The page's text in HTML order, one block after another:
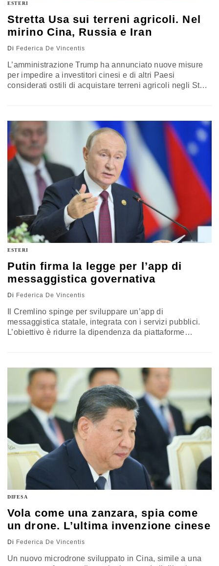
ESTERI
Stretta Usa sui terreni agricoli. Nel
mirino Cina, Russia e Iran
Di Federica De Vincentis
L’amministrazione Trump ha annunciato nuove misure
per impedire a investitori cinesi e di altri Paesi
considerati ostili di acquistare terreni agricoli negli Stati
ESTERI
Putin firma la legge per l’app di
messaggistica governativa
Di Federica De Vincentis
Il Cremlino spinge per sviluppare un’app di
messaggistica statale, integrata con i servizi pubblici.
L’obiettivo è ridurre la dipendenza da piattaforme
DIFESA
Vola come una zanzara, spia come
un drone. L’ultima invenzione cinese
Di Federica De Vincentis
Un nuovo microdrone sviluppato in Cina, simile a una